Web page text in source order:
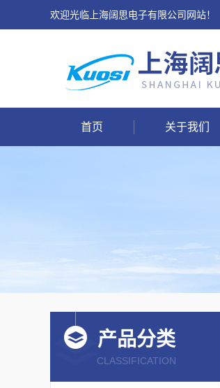
欢迎光临上海阔思电子有限公司网站！
首页 关于我们
产品分类
CLASSIFICATION